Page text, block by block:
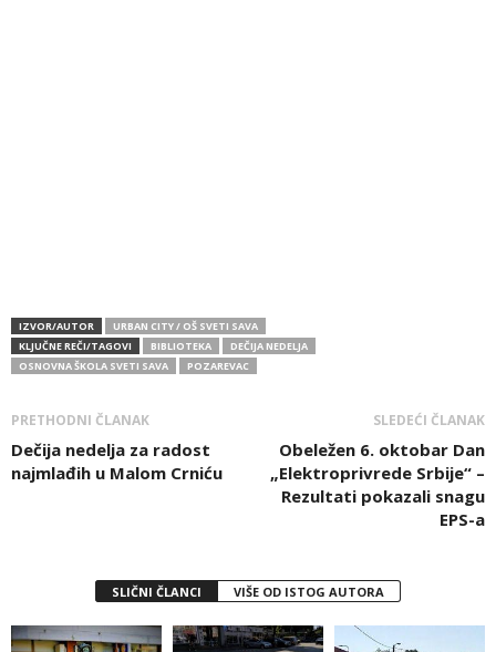
IZVOR/AUTOR
URBAN CITY / OŠ SVETI SAVA
KLJUČNE REČI/TAGOVI
BIBLIOTEKA
DEČIJA NEDELJA
OSNOVNA ŠKOLA SVETI SAVA
POZAREVAC
PRETHODNI ČLANAK
Dečija nedelja za radost
najmlađih u Malom Crniću
SLEDEĆI ČLANAK
Obeležen 6. oktobar Dan
„Elektroprivrede Srbije“ –
Rezultati pokazali snagu
EPS-a
SLIČNI ČLANCI VIŠE OD ISTOG AUTORA